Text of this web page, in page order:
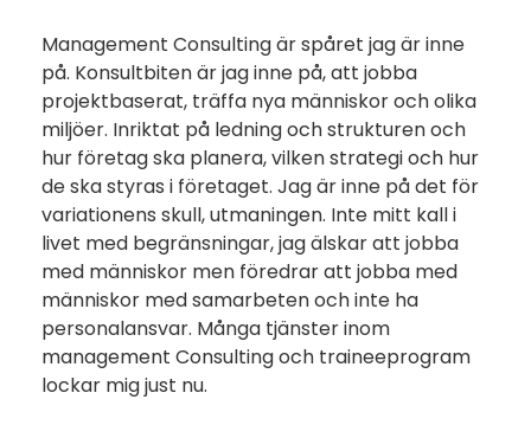
Management Consulting är spåret jag är inne
på. Konsultbiten är jag inne på, att jobba
projektbaserat, träffa nya människor och olika
miljöer. Inriktat på ledning och strukturen och
hur företag ska planera, vilken strategi och hur
de ska styras i företaget. Jag är inne på det för
variationens skull, utmaningen. Inte mitt kall i
livet med begränsningar, jag älskar att jobba
med människor men föredrar att jobba med
människor med samarbeten och inte ha
personalansvar. Många tjänster inom
management Consulting och traineeprogram
lockar mig just nu.